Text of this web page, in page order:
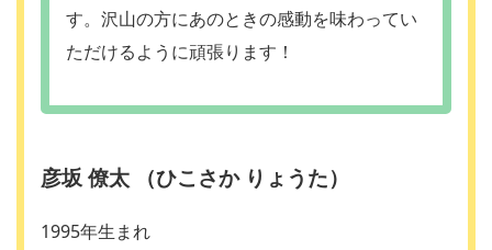
す。沢山の方にあのときの感動を味わってい
ただけるように頑張ります！
彦坂 僚太 （ひこさか りょうた）
1995年生まれ